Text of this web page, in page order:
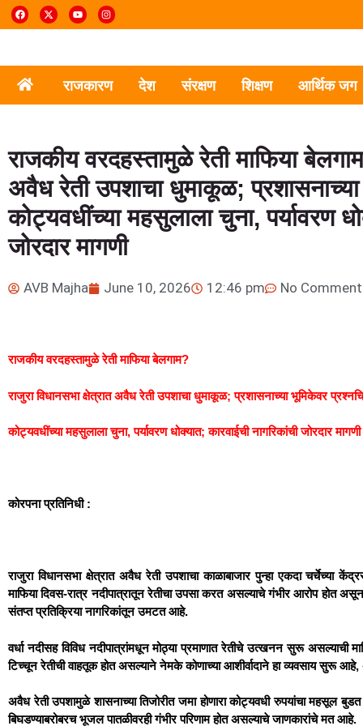
राजकारण देश संरक्षण शिक्षण आर्थिक जग
राजकीय वरदहस्तामुळे रेती माफिया
अवैध रेती उपशाचा धुमाकूळ;
कोट्यवधींच्या महसुलाला चुना, पर्यावरण
जोरदार मागणी
AVB Majha June 10, 2026 12:46 pm No
राजकीय वरदहस्तामुळे रेती माफिया बेलगाम?
राजुरा विधानसभा क्षेत्रात अवैध रेती उपशाचा धुमाकूळ; प्रशासनाच्या भूमिकेवर
कोट्यवधींच्या महसुलाला चुना, पर्यावरण धोक्यात; कारवाईची नागरिकांची जोरदार मागणी
कोरपना प्रतिनिधी :
राजुरा विधानसभा क्षेत्रात अवैध रेती उपशाचा काळाबाजार पुन्हा एकदा चर्चेच्या
माफिया दिवस-रात्र नदीपात्रातून रेतीचा उपसा करत असल्याचे गंभीर आरोप होत
संतप्त प्रतिक्रिया नागरिकांतून उमटत आहे.
वर्धा नदीसह विविध नदीपात्रांमधून मोठ्या प्रमाणात रेतीचे उत्खनन सुरू असल्याची
टिच्चून रेतीची वाहतूक होत असल्याने नेमके कोणाच्या आशीर्वादाने हा व्यवसाय सुरू
अवैध रेती उपशामुळे शासनाच्या तिजोरीत जमा होणारा कोट्यवधी रुपयांचा महसूल
बिघडण्याबरोबरच भूजल पातळीवरही गंभीर परिणाम होत असल्याचे जाणकारांचे मत आहे.